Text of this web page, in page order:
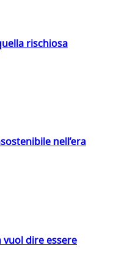
rischiosa
nell’era
vuol dire essere